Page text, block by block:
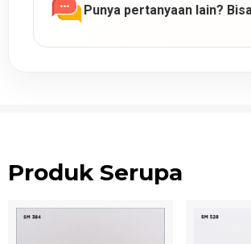
Punya pertanyaan lain?
Produk Serupa